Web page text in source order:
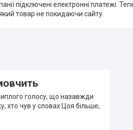
підключені електронні платежі.
товар не покидаючи сайту.
голосу, що назавжди
хто чув у словах Цоя більше,